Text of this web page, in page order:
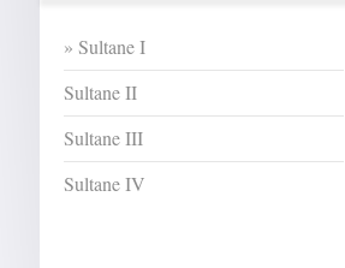
Sultane I
Sultane II
Sultane III
Sultane IV